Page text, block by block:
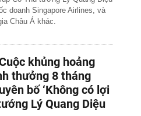
doanh Singapore Airlines, và
Châu Á khác.
khủng hoảng
thưởng 8 tháng
bố ‘Không có lợi
Lý Quang Diệu